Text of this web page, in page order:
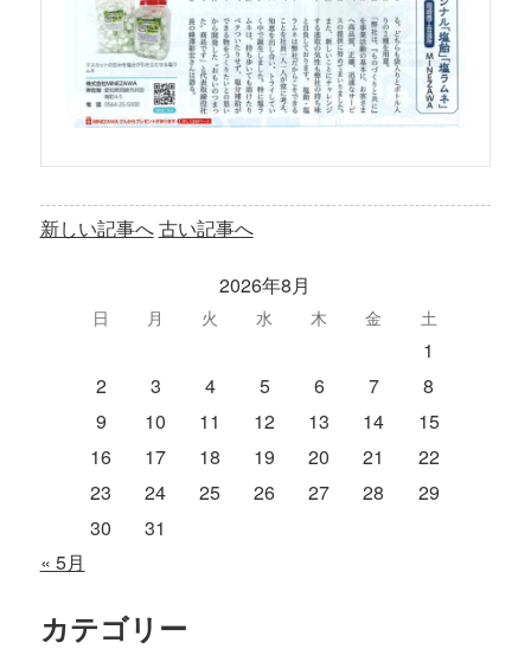
新しい記事へ古い記事へ
2026年8月
日 月 火 水 木 金 土
1
2
3 4 5 6 7
8
9
10 11 12 13 14
15
16
17 18 19 20 21
22
23
24 25 26 27 28
29
30
31
« 5月
カテゴリー